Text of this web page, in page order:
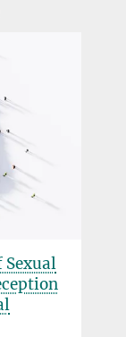
Subjektive
lich­keit,